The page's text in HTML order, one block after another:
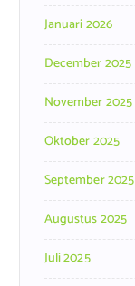
Januari 2026
December 2025
November 2025
Oktober 2025
September 2025
Augustus 2025
Juli 2025